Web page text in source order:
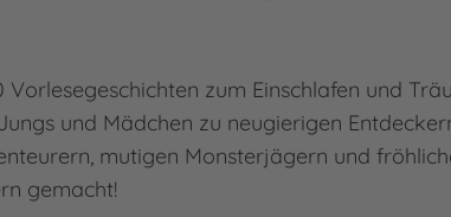
Vorlesegeschichten zum Einschlafen und
und Mädchen zu neugierigen
mutigen Monsterjägern und
gemacht!